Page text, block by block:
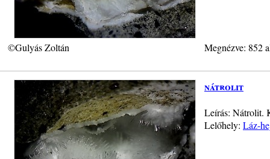
©Gulyás Zoltán Megnézve: 852
nátrolit
Leírás: Nátrolit.
Lelőhely: Láz-